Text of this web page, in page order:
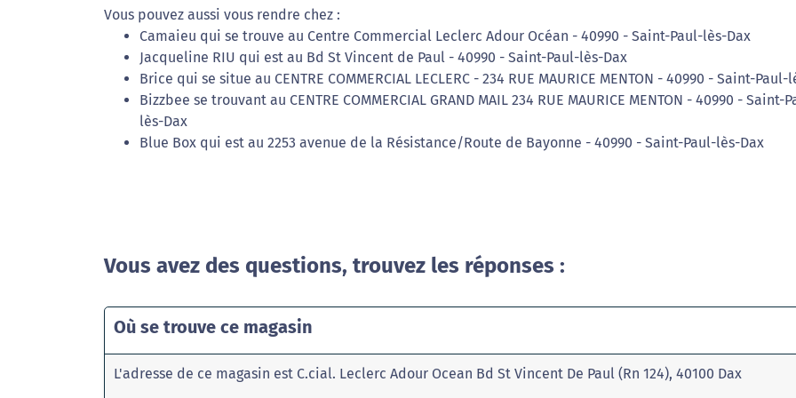
Vous pouvez aussi vous rendre chez :
Camaieu qui se trouve au Centre Commercial Leclerc Adour Océan - 40990 - Saint-Paul-lès-Dax
Jacqueline RIU qui est au Bd St Vincent de Paul - 40990 - Saint-Paul-lès-Dax
Brice qui se situe au CENTRE COMMERCIAL LECLERC - 234 RUE MAURICE MENTON - 40990 - Saint-Paul-
Bizzbee se trouvant au CENTRE COMMERCIAL GRAND MAIL 234 RUE MAURICE MENTON - 40990 - Saint-
lès-Dax
Blue Box qui est au 2253 avenue de la Résistance/Route de Bayonne - 40990 - Saint-Paul-lès-Dax
Vous avez des questions, trouvez les réponses :
Où se trouve ce magasin
L'adresse de ce magasin est C.cial. Leclerc Adour Ocean Bd St Vincent De Paul (Rn 124), 40100 Dax